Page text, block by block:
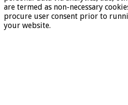
are termed as non-necessary
procure user consent prior to
your website.